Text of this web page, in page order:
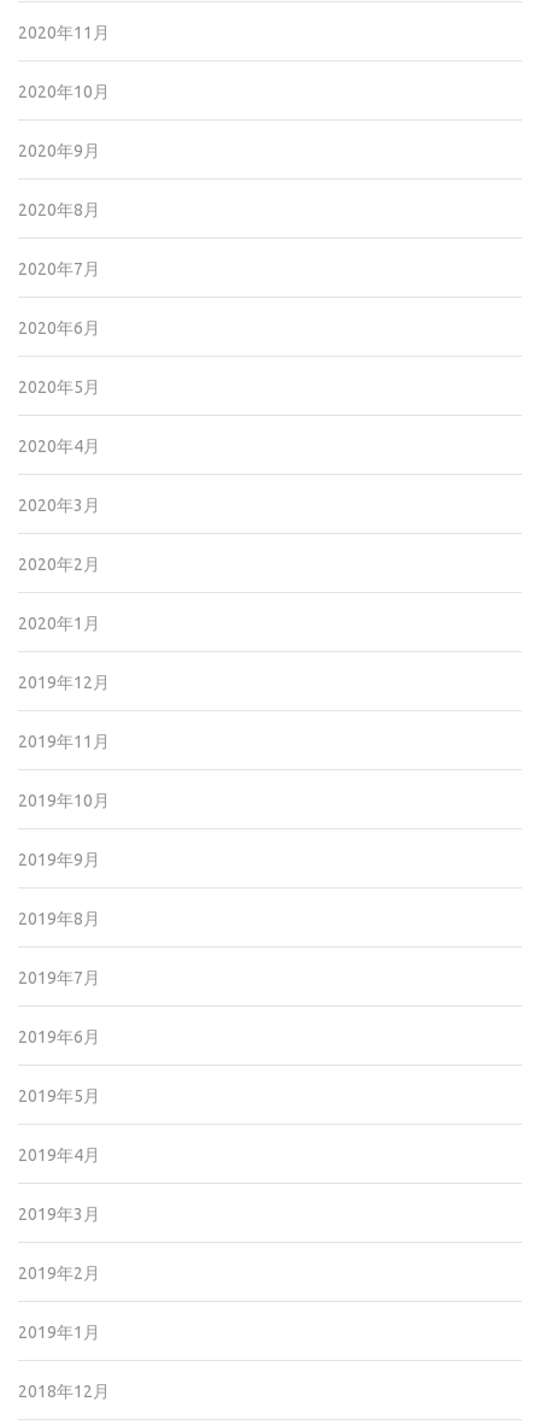
2020年11月
2020年10月
2020年9月
2020年8月
2020年7月
2020年6月
2020年5月
2020年4月
2020年3月
2020年2月
2020年1月
2019年12月
2019年11月
2019年10月
2019年9月
2019年8月
2019年7月
2019年6月
2019年5月
2019年4月
2019年3月
2019年2月
2019年1月
2018年12月